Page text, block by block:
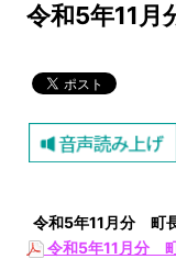
令和5年11
令和5年11 月分 町
令和5年11月分